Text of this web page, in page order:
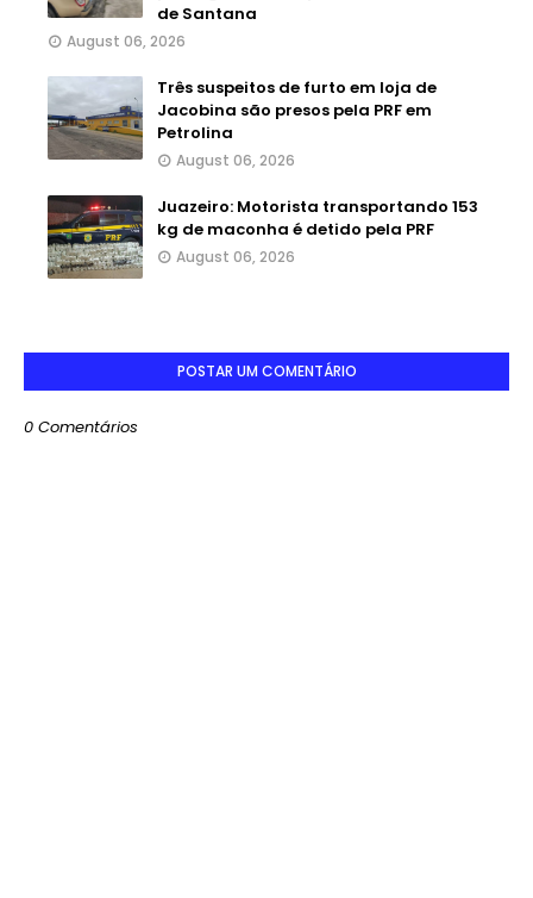
de Santana
August 06, 2026
Três suspeitos de furto em loja de
Jacobina são presos pela PRF em
Petrolina
August 06, 2026
Juazeiro: Motorista transportando 153
kg de maconha é detido pela PRF
August 06, 2026
POSTAR UM COMENTÁRIO
0 Comentários